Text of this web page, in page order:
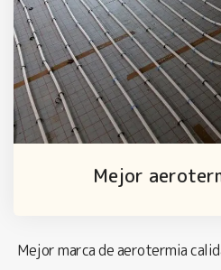
Mejor
Mejor marca de aerotermia